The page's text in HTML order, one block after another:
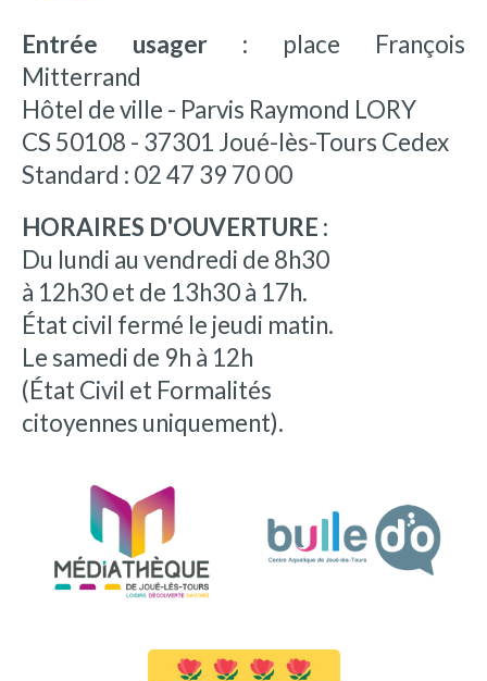
Entrée usager : place François
Mitterrand
Hôtel de ville - Parvis Raymond LORY
CS 50108 - 37301 Joué-lès-Tours Cedex
Standard : 02 47 39 70 00
HORAIRES D'OUVERTURE :
Du lundi au vendredi de 8h30
à 12h30 et de 13h30 à 17h.
État civil fermé le jeudi matin.
Le samedi de 9h à 12h
(État Civil et Formalités
citoyennes uniquement).